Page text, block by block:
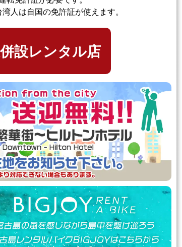
人は自国の免許証が使えます。
設レンタル店